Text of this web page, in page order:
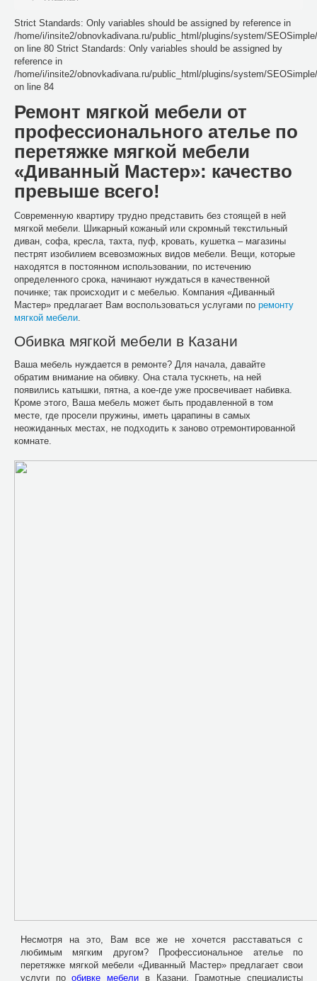
Strict Standards: Only variables should be assigned by reference in
/home/i/insite2/obnovkadivana.ru/public_html/plugins/system/
on line 80 Strict Standards: Only variables should be assigned by
reference in
/home/i/insite2/obnovkadivana.ru/public_html/plugins/system/
on line 84
Ремонт мягкой мебели от
профессионального ателье по
перетяжке мягкой мебели
«Диванный Мастер»: качество
превыше всего!
Современную квартиру трудно представить без стоящей в ней
мягкой мебели. Шикарный кожаный или скромный текстильный
диван, софа, кресла, тахта, пуф, кровать, кушетка – магазины
пестрят изобилием всевозможных видов мебели. Вещи, которые
находятся в постоянном использовании, по истечению
определенного срока, начинают нуждаться в качественной
починке; так происходит и с мебелью. Компания «Диванный
Мастер» предлагает Вам воспользоваться услугами по ремонту
мягкой мебели.
Обивка мягкой мебели в Казани
Ваша мебель нуждается в ремонте? Для начала, давайте
обратим внимание на обивку. Она стала тускнеть, на ней
появились катышки, пятна, а кое-где уже просвечивает набивка.
Кроме этого, Ваша мебель может быть продавленной в том
месте, где просели пружины, иметь царапины в самых
неожиданных местах, не подходить к заново отремонтированной
комнате.
Несмотря на это, Вам все же не хочется расставаться с
любимым мягким другом? Профессиональное ателье по
перетяжке мягкой мебели «Диванный Мастер» предлагает свои
услуги пообивке мебели в Казани. Грамотные специалисты